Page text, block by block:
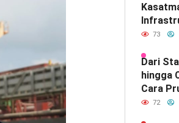
Diam-
India
73
Dari
hingga
Cara
72